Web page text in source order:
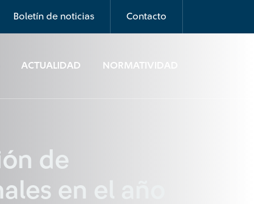
Boletín de noticias Contacto
ACTUALIDAD NORMATIVIDAD
de
en el año